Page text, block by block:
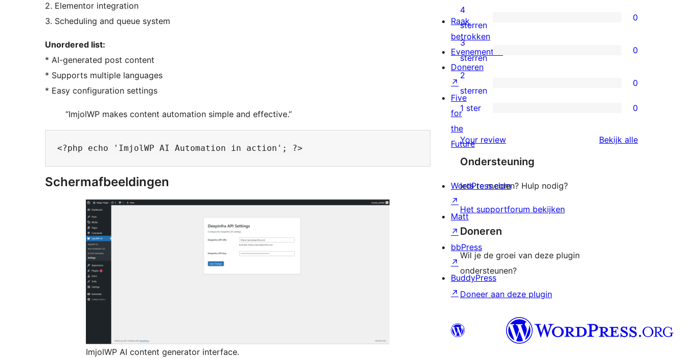
2. Elementor integration
3. Scheduling and queue system
Unordered list:
* AI-generated post content
* Supports multiple languages
* Easy configuration settings
“ImjolWP makes content automation simple and effective.”
Schermafbeeldingen
ImjolWP AI content generator interface.
5
ster
beoordeling
0
4
sterren
beoordelingen
4
sterren
0
0
3
sterren
beoordelingen
3
sterren
0
0
2
sterren
beoordelingen
2
sterren
0
0
1
sterren
beoordelingen
1 ster 0
Your review Bekijk alle
Ondersteuning
Iets te melden? Hulp nodig?
Het supportforum bekijken
Doneren
Wil je de groei van deze plugin
ondersteunen?
Doneer aan deze plugin
Raak
betrokken
Evenementen
Doneren
↗
Five
for
the
Future
WordPress.com
↗
Matt
↗
bbPress
↗
BuddyPress
↗